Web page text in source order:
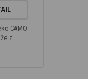
CAMO
z…